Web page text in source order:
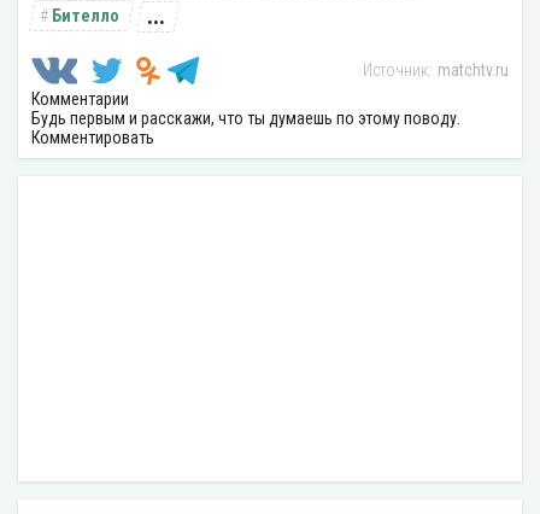
Бителло
...
matchtv.ru
Комментарии
Будь первым и расскажи, что ты думаешь по этому поводу.
Комментировать